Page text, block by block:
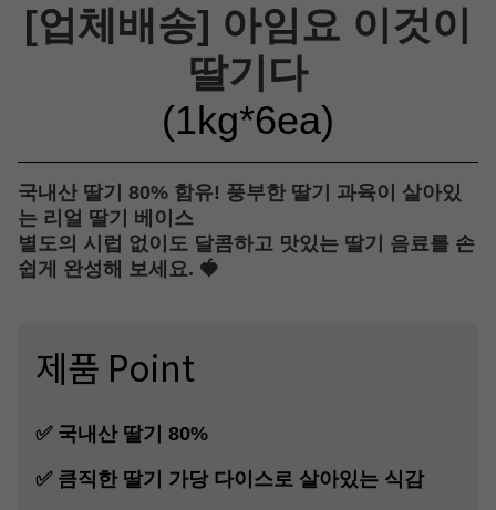
[업체배송] 아임요 이것이
딸기다
(1kg*6ea)
국내산 딸기 80% 함유! 풍부한 딸기 과육이 살아있
는 리얼 딸기 베이스
별도의 시럽 없이도 달콤하고 맛있는 딸기 음료를 손
쉽게 완성해 보세요. 🍓
제품 Point
✅ 국내산 딸기 80%
✅ 큼직한 딸기 가당 다이스로 살아있는 식감